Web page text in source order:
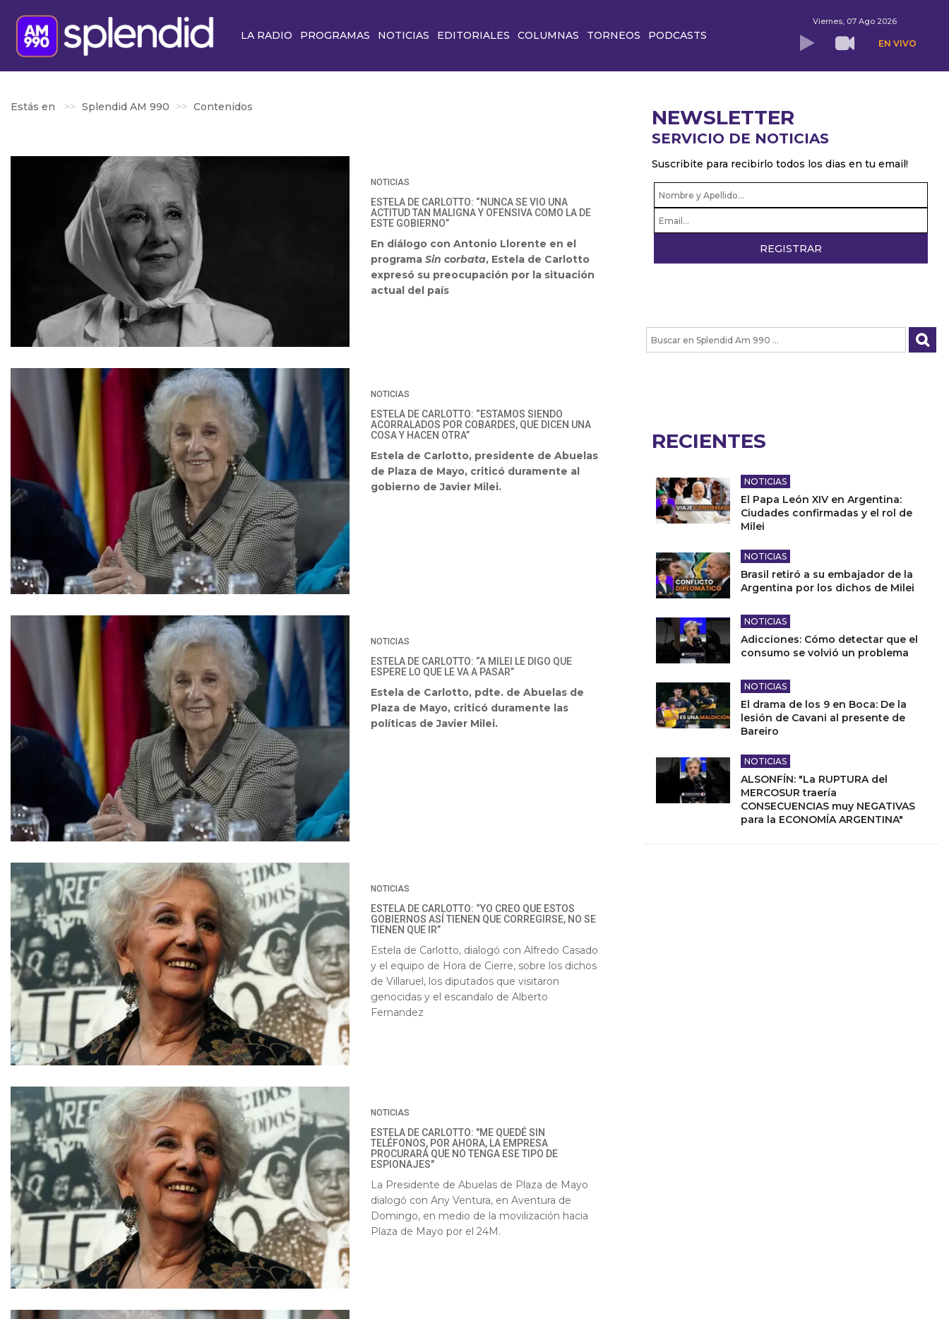
LA RADIO PROGRAMAS NOTICIAS EDITORIALES COLUMNAS TORNEOS PODCASTS
Viernes, 07 Ago 2026
EN VIVO
Estás en Splendid AM 990 Contenidos
NOTICIAS
ESTELA DE CARLOTTO: “NUNCA SE VIO UNA
ACTITUD TAN MALIGNA Y OFENSIVA COMO LA DE
ESTE GOBIERNO”
En diálogo con Antonio Llorente en el
programa Sin corbata, Estela de Carlotto
expresó su preocupación por la situación
actual del país
NOTICIAS
ESTELA DE CARLOTTO: “ESTAMOS SIENDO
ACORRALADOS POR COBARDES, QUE DICEN UNA
COSA Y HACEN OTRA”
Estela de Carlotto, presidente de Abuelas
de Plaza de Mayo, criticó duramente al
gobierno de Javier Milei.
NOTICIAS
ESTELA DE CARLOTTO: “A MILEI LE DIGO QUE
ESPERE LO QUE LE VA A PASAR”
Estela de Carlotto, pdte. de Abuelas de
Plaza de Mayo, criticó duramente las
políticas de Javier Milei.
NOTICIAS
ESTELA DE CARLOTTO: “YO CREO QUE ESTOS
GOBIERNOS ASÍ TIENEN QUE CORREGIRSE, NO SE
TIENEN QUE IR”
Estela de Carlotto, dialogó con Alfredo Casado
y el equipo de Hora de Cierre, sobre los dichos
de Villaruel, los diputados que visitaron
genocidas y el escandalo de Alberto
Fernandez
NOTICIAS
ESTELA DE CARLOTTO: "ME QUEDÉ SIN
TELÉFONOS, POR AHORA, LA EMPRESA
PROCURARÁ QUE NO TENGA ESE TIPO DE
ESPIONAJES"
La Presidente de Abuelas de Plaza de Mayo
dialogó con Any Ventura, en Aventura de
Domingo, en medio de la movilización hacia
Plaza de Mayo por el 24M.
NEWSLETTER
SERVICIO DE NOTICIAS
Suscribite para recibirlo todos los dias en tu email!
RECIENTES
NOTICIAS
El Papa León XIV en Argentina:
Ciudades confirmadas y el rol de
Milei
NOTICIAS
Brasil retiró a su embajador de la
Argentina por los dichos de Milei
NOTICIAS
Adicciones: Cómo detectar que el
consumo se volvió un problema
NOTICIAS
El drama de los 9 en Boca: De la
lesión de Cavani al presente de
Bareiro
NOTICIAS
ALSONFÍN: "La RUPTURA del
MERCOSUR traería
CONSECUENCIAS muy NEGATIVAS
para la ECONOMÍA ARGENTINA"